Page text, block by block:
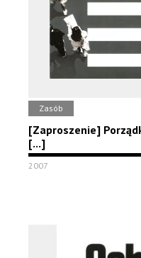
Zasób
[Zaproszenie]
[...]
2007